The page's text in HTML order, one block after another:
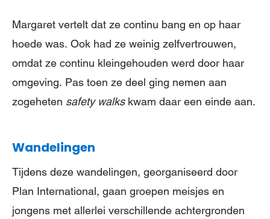
Margaret vertelt dat ze continu bang en op haar
hoede was. Ook had ze weinig zelfvertrouwen,
omdat ze continu kleingehouden werd door haar
omgeving. Pas toen ze deel ging nemen aan
zogeheten safety walkskwam daar een einde aan.
Wandelingen
Tijdens deze wandelingen, georganiseerd door
Plan International, gaan groepen meisjes en
jongens met allerlei verschillende achtergronden